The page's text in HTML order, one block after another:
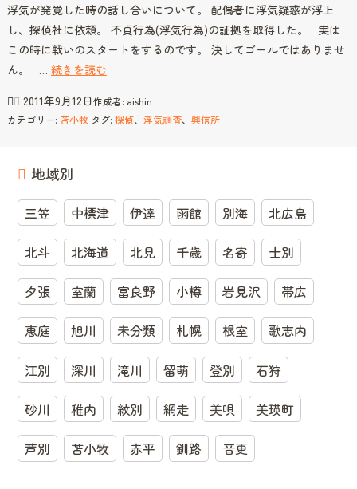
し
て
お
は・・・
浮気が発覚した時の話し合いについて。 配偶者に浮気疑惑が浮上
し、探偵社に依頼。 不貞行為(浮気行為)の証拠を取得した。 実は
この時に戦いのスタートをするのです。 決してゴールではありませ
ん。 … 続きを読む興
所
苫
気・
調
査
後
ら
勝
で
す。
2011年9月12日作成者: aishin
カテゴリー: 苫小牧 タグ: 探偵、 浮気調査、 興信所
地域別
三笠 中標津 伊達 函館 別海 北広島
北斗 北海道 北見 千歳 名寄 士別
夕張 室蘭 富良野 小樽 岩見沢 帯広
恵庭 旭川 未分類 札幌 根室 歌志内
江別 深川 滝川 留萌 登別 石狩
砂川 稚内 紋別 網走 美唄 美瑛町
芦別 苫小牧 赤平 釧路 音更